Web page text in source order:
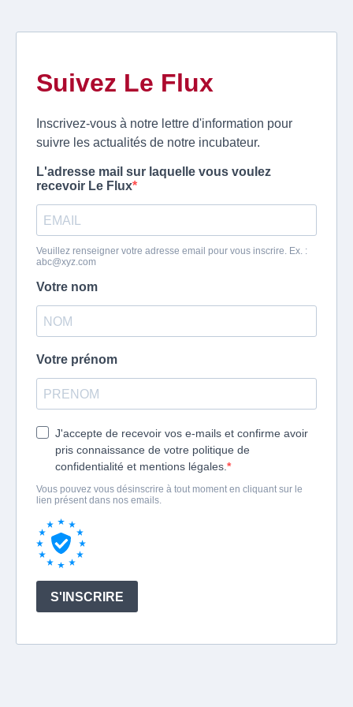
Suivez Le Flux
Inscrivez-vous à notre lettre d'information pour
suivre les actualités de notre incubateur.
L'adresse mail sur laquelle vous voulez
recevoir Le Flux
Veuillez renseigner votre adresse email pour vous inscrire. Ex. :
abc@xyz.com
Votre nom
Votre prénom
J'accepte de recevoir vos e-mails et confirme avoir
pris connaissance de votre politique de
confidentialité et mentions légales.
Vous pouvez vous désinscrire à tout moment en cliquant sur le
lien présent dans nos emails.
S'INSCRIRE